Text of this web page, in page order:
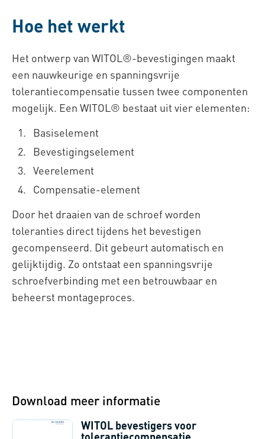
Hoe het werkt
Het ontwerp van WITOL®-bevestigingen maakt
een nauwkeurige en spanningsvrije
tolerantiecompensatie tussen twee componenten
mogelijk. Een WITOL® bestaat uit vier elementen:
Basiselement
Bevestigingselement
Veerelement
Compensatie-element
Door het draaien van de schroef worden
toleranties direct tijdens het bevestigen
gecompenseerd. Dit gebeurt automatisch en
gelijktijdig. Zo ontstaat een spanningsvrije
schroefverbinding met een betrouwbaar en
beheerst montageproces.
Download meer informatie
WITOL bevestigers voor